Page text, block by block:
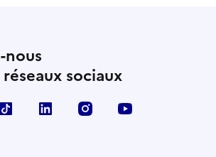
nous
sociaux
TikTok LinkedIn Instagram